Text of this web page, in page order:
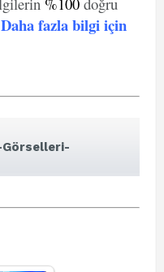
Daha fazla bilgi için
Görselleri-